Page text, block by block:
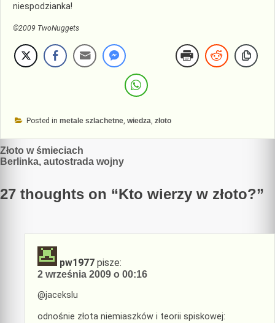
niespodzianka!
©2009 TwoNuggets
Posted in metale szlachetne wiedza złoto
Nawigacja
wpisu
Złoto w śmieciach
Berlinka, autostrada wojny
27 thoughts on “Kto wierzy w złoto?”
pw1977 pisze:
2 września 2009 o 00:16
@jacekslu
odnośnie złota niemiaszków i teorii spiskowej: